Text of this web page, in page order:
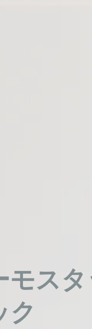
スタ
ク